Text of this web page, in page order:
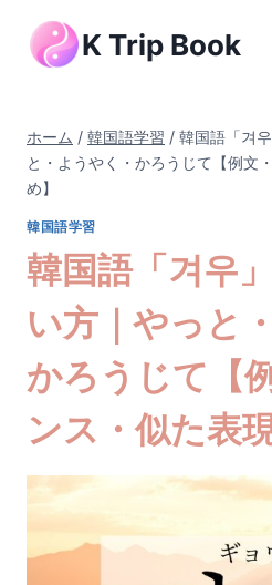
K Trip Book
ホーム / 韓国語学習 / 韓国語「겨
と・ようやく・かろうじて【例文
め】
韓国語学習
韓国語「겨우
い方｜やっと
かろうじて【
ンス・似た表